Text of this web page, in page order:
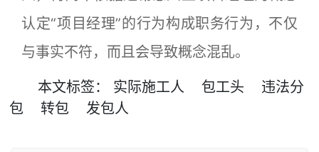
认定“项目经理”的行为构成职务行为，不仅
与事实不符，而且会导致概念混乱。
本文标签： 实际施工人 包工头
违法分
包
转包 发包人